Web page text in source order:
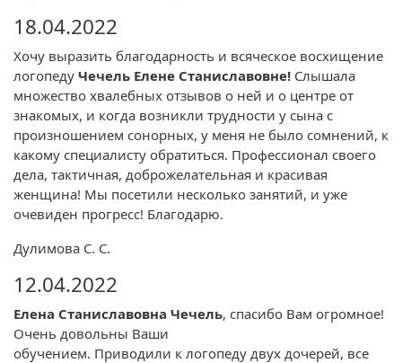
18.04.2022
Хочу выразить благодарность и всяческое восхищение
логопеду Чечель Елене Станиславовне! Слышала
множество хвалебных отзывов о ней и о центре от
знакомых, и когда возникли трудности у сына с
произношением сонорных, у меня не было сомнений, к
какому специалисту обратиться. Профессионал своего
дела, тактичная, доброжелательная и красивая
женщина! Мы посетили несколько занятий, и уже
очевиден прогресс! Благодарю.
Дулимова С. С.
12.04.2022
Елена Станиславовна Чечель, спасибо Вам огромное!
Очень довольны Ваши
обучением. Приводили к логопеду двух дочерей, все